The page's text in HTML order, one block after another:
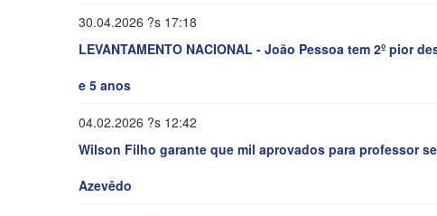
30.04.2026 ?s 17:18
LEVANTAMENTO NACIONAL - João Pessoa tem 2º pior
e 5 anos
04.02.2026 ?s 12:42
Wilson Filho garante que mil aprovados para professor
Azevêdo